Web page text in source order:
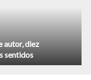
autor, diez
sentidos